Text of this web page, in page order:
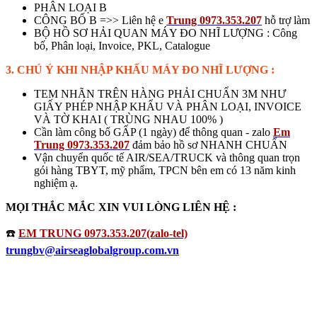
PHÂN LOẠI B
CÔNG BỐ B =>> Liên hệ e Trung 0973.353.207 hỗ trợ làm
BỘ HỒ SƠ HẢI QUAN MÁY ĐO NHĨ LƯỢNG : Công
bố, Phân loại, Invoice, PKL, Catalogue
3. CHÚ Ý KHI NHẬP KHẨU MÁY ĐO NHĨ LƯỢNG :
TEM NHÃN TRÊN HÀNG PHẢI CHUẨN 3M NHƯ
GIẤY PHÉP NHẬP KHẨU VÀ PHÂN LOẠI, INVOICE
VÀ TỜ KHAI ( TRÙNG NHAU 100% )
Cần làm công bố GẤP (1 ngày) để thông quan - zalo Em
Trung 0973.353.207 đảm bảo hồ sơ NHANH CHUẨN
Vận chuyển quốc tế AIR/SEA/TRUCK và thông quan trọn
gói hàng TBYT, mỹ phẩm, TPCN bên em có 13 năm kinh
nghiệm ạ.
MỌI THẮC MẮC XIN VUI LÒNG LIÊN HỆ :
☎️ EM TRUNG 0973.353.207(zalo-tel)
trungbv@airseaglobalgroup.com.vn